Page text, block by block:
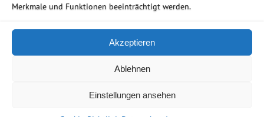
Merkmale und Funktionen beeinträchtigt werden.
Akzeptieren
Ablehnen
Einstellungen ansehen
Netzwerkstudio
Datenschutz
Firmenprofil
Impressum